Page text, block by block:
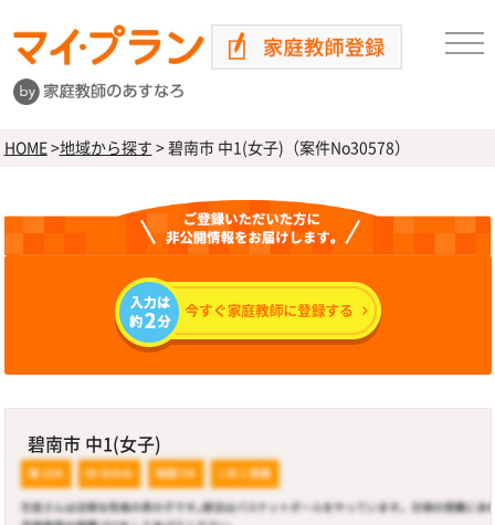
HOME>地域から探す >碧南市 中1(女子)（案件No30578）
碧南市 中1(女子)